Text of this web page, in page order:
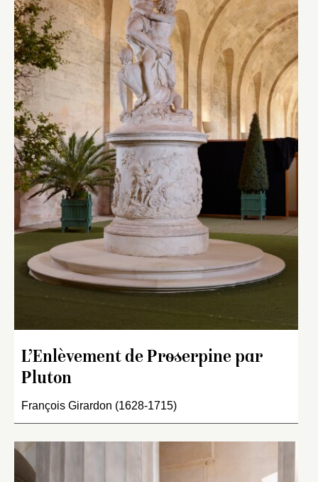
L’Enlèvement de Proserpine par
Pluton
François Girardon (1628-1715)